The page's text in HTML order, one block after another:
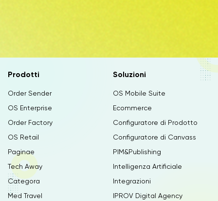
Prodotti
Order Sender
OS Enterprise
Order Factory
OS Retail
Paginae
Tech Away
Categora
Med Travel
Soluzioni
OS Mobile Suite
Ecommerce
Configuratore di Prodotto
Configuratore di Canvass
PIM&Publishing
Intelligenza Artificiale
Integrazioni
IPROV Digital Agency